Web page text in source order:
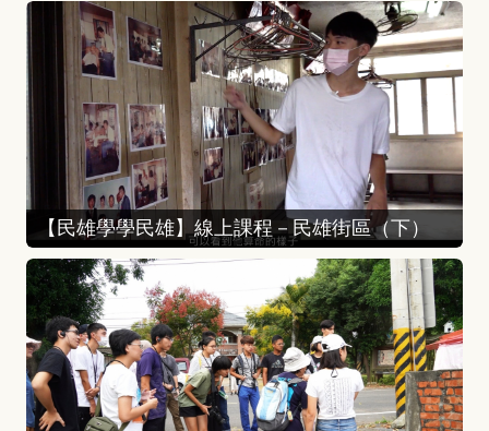
【民雄學學民雄】線上課程－民雄街區（下）